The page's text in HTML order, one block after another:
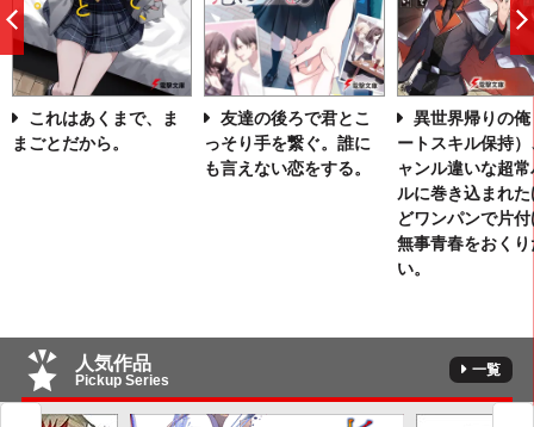
これはあくまで、ま
まごとだから。
友達の後ろで君とこ
っそり手を繋ぐ。誰に
も言えない恋をする。
異世界帰りの俺
ートスキル保持）
ャンル違いな超常
ルに巻き込まれた
どワンパンで片付
無事青春をおくり
い。
前
へ
人気作品
Pickup Series
一覧